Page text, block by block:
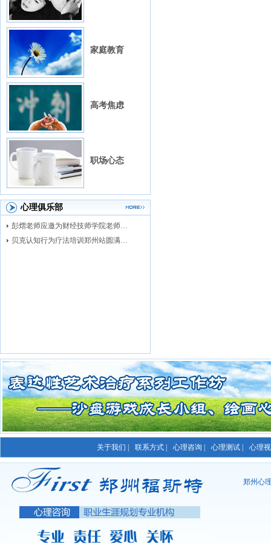
家庭教育
高考焦虑
职场心态
心理俱乐部
彭熠老师应邀为财经技师学院老师进行督导培训
贝克认知行为疗法培训郑州站圆满落幕
关于我们 | 联系方式 | 心理咨询 | 心理测试 | 心理
郑州心